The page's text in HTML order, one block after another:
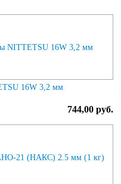
16W 3,2 мм
744,00 руб.